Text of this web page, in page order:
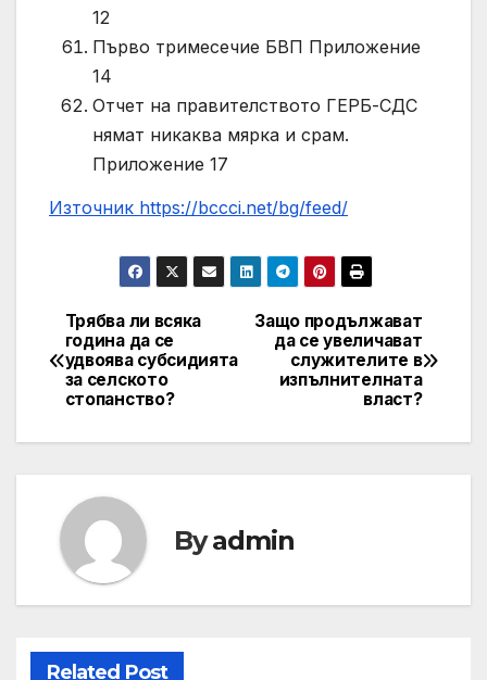
12
Първо тримесечие БВП Приложение
14
Отчет на правителството ГЕРБ-СДС
нямат никаква мярка и срам.
Приложение 17
Източник https://bccci.net/bg/feed/
Post
navigation
Защо продължават
да се увеличават
служителите в
изпълнителната
власт?
Трябва ли всяка
година да се
удвоява субсидията
за селското
стопанство?
Byadmin
Related Post